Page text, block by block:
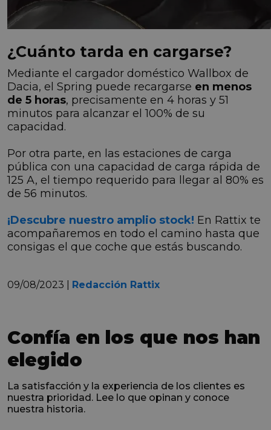
¿Cuánto tarda en cargarse?
Mediante el cargador doméstico Wallbox de
Dacia, el Spring puede recargarse en menos
de 5 horas, precisamente en 4 horas y 51
minutos para alcanzar el 100% de su
capacidad.
Por otra parte, en las estaciones de carga
pública con una capacidad de carga rápida de
125 A, el tiempo requerido para llegar al 80% es
de 56 minutos.
¡Descubre nuestro amplio stock! En Rattix te
acompañaremos en todo el camino hasta que
consigas el que coche que estás buscando.
09/08/2023 | Redacción Rattix
Confía en los que nos han
elegido
La satisfacción y la experiencia de los clientes es
nuestra prioridad. Lee lo que opinan y conoce
nuestra historia.